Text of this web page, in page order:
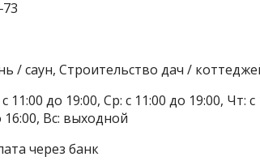
/ саун, Строительство дач /
до 19:00, Ср: с 11:00 до 19:00, Чт: с
16:00, Вс: выходной
через банк